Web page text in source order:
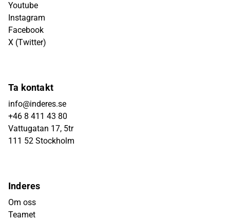
Youtube
Instagram
Facebook
X (Twitter)
Ta kontakt
info@inderes.se
+46 8 411 43 80
Vattugatan 17, 5tr
111 52 Stockholm
Inderes
Om oss
Teamet